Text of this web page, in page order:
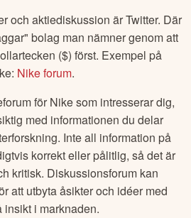
och aktiediskussion är Twitter. Där
bolag man nämner genom att
($) först. Exempel på
: Nikeforum.
för Nikesom intresserar dig,
med informationen du delar
Inte all information på
korrekt eller pålitlig, så det är
kritisk. Diskussionsforum kan
att utbyta åsikter och idéer med
insikt i marknaden.